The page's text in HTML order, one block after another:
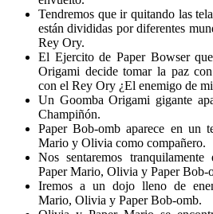
Tendremos que ir quitando las
están divididas por diferentes
Rey Ory.
El Ejercito de Paper Bowser
Origami decide tomar la paz
con el Rey Ory ¿El enemigo de
Un Goomba Origami gigante
Champiñón.
Paper Bob-omb aparece en un
Mario y Olivia como compañero.
Nos sentaremos
Paper Mario, Olivia y Paper Bob-
Iremos a un dojo lleno de
Mario, Olivia y Paper Bob-omb.